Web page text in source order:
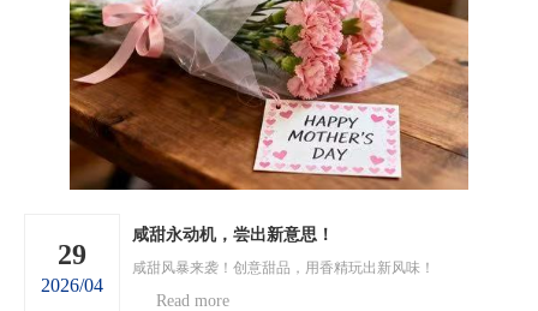
29
2026/04
咸甜永动机，尝出新意思！
咸甜风暴来袭！创意甜品，用香精玩出新风味！
Read more